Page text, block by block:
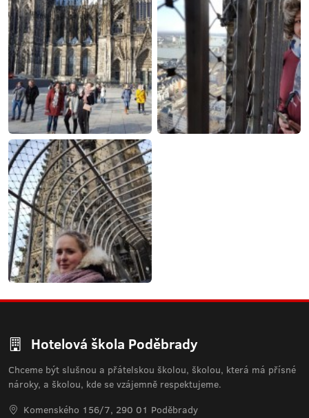
Hotelová škola Poděbrady
Chceme být slušnou a přátelskou školou, školou, která má přísné
nároky, a školou, kde se vzájemně respektujeme.
Komenského 156/7, 290 01 Poděbrady